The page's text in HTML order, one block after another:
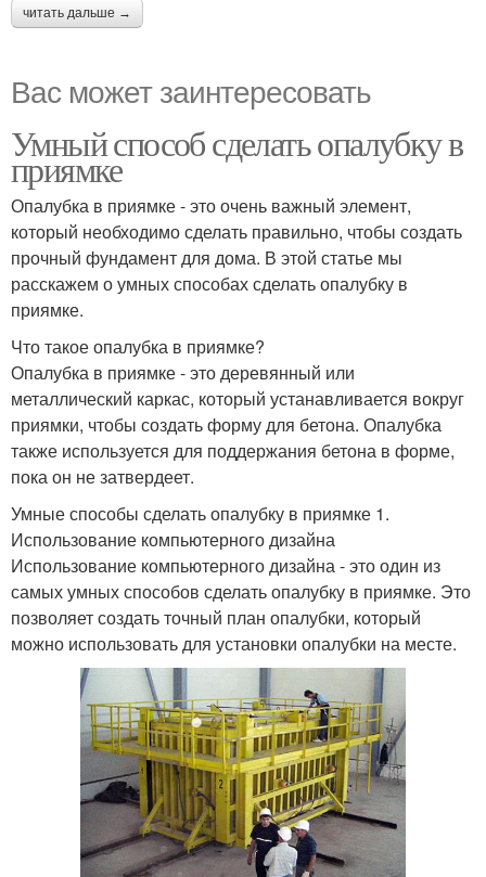
читать дальше →
Вас может заинтересовать
Умный способ сделать опалубку в
приямке
Опалубка в приямке - это очень важный элемент,
который необходимо сделать правильно, чтобы создать
прочный фундамент для дома. В этой статье мы
расскажем о умных способах сделать опалубку в
приямке.
Что такое опалубка в приямке?
Опалубка в приямке - это деревянный или
металлический каркас, который устанавливается вокруг
приямки, чтобы создать форму для бетона. Опалубка
также используется для поддержания бетона в форме,
пока он не затвердеет.
Умные способы сделать опалубку в приямке 1.
Использование компьютерного дизайна
Использование компьютерного дизайна - это один из
самых умных способов сделать опалубку в приямке. Это
позволяет создать точный план опалубки, который
можно использовать для установки опалубки на месте.